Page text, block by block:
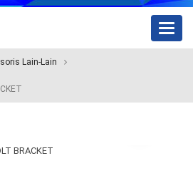
Lain-Lain